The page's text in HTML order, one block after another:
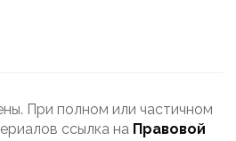
При полном или частичном
ссылка на Правовой